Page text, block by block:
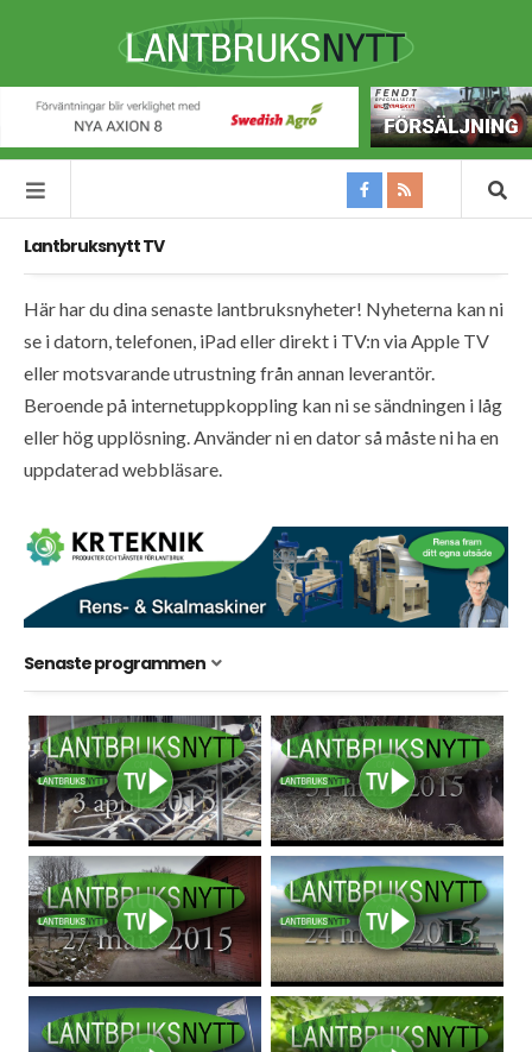
Lantbruksnytt TV
Här har du dina senaste lantbruksnyheter! Nyheterna kan ni
se i datorn, telefonen, iPad eller direkt i TV:n via Apple TV
eller motsvarande utrustning från annan leverantör.
Beroende på internetuppkoppling kan ni se sändningen i låg
eller hög upplösning. Använder ni en dator så måste ni ha en
uppdaterad webbläsare.
Senaste programmen